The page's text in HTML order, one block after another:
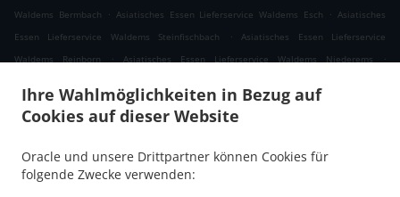
Ihre Wahlmöglichkeiten in Bezug auf
Cookies auf dieser Website
Oracle und unsere Drittpartner können Cookies für
folgende Zwecke verwenden:
Waldems Bermbach
. Asiatisches Essen Lieferservice Waldems Esch . Asiatisches
Essen Lieferservice Waldems Steinfischbach
.
Asiatisches Essen Lieferservice
Waldems Reinborn
. Asiatisches Essen Lieferservice Waldems Niederems
.
Taunusstein Eschenhahn
. Asiatisches Essen Lieferservice Taunusstein Neuhof
Asiatisches Essen Lieferservice Taunusstein Maisel
Asiatisches Essen Lieferservice Taunusstein Hambach